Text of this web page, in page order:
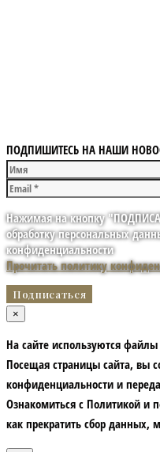
ПОДПИШИТЕСЬ НА НАШИ
Нажимая на кнопку
обработку персональных
конфиденциальности
Прочитать политику
×
На сайте используются
Посещая страницы сайта, вы
конфиденциальности и
Ознакомиться с Политикой и
как прекратить сбор данных,